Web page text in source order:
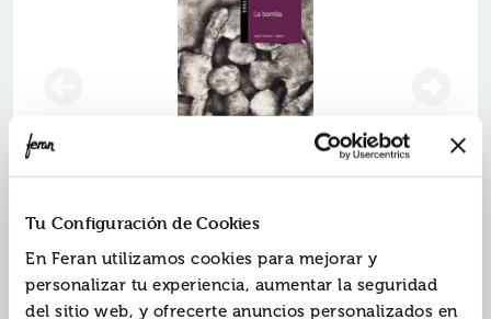
Tu Configuración de Cookies
En Feran utilizamos cookies para mejorar y
personalizar tu experiencia, aumentar la seguridad
del sitio web, y ofrecerte anuncios personalizados en
La bomba
Ref.ZED-AN046
ISBN:9788426352194